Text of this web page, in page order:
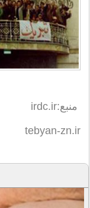
منبع:irdc.ir
tebyan-zn.ir